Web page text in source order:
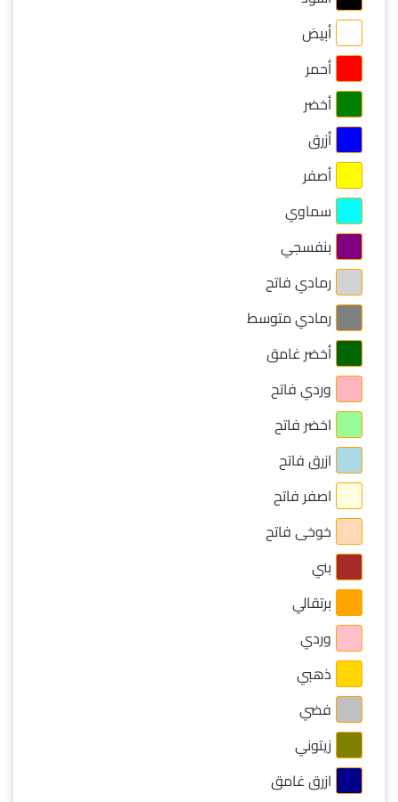
أبيض
أحمر
أخضر
أزرق
أصفر
سماوي
بنفسجي
رمادي فاتح
رمادي متوسط
أخضر غامق
وردي فاتح
اخضر فاتح
ازرق فاتح
اصفر فاتح
خوخى فاتح
بني
برتقالي
وردي
ذهبي
فضي
زيتوني
ازرق غامق